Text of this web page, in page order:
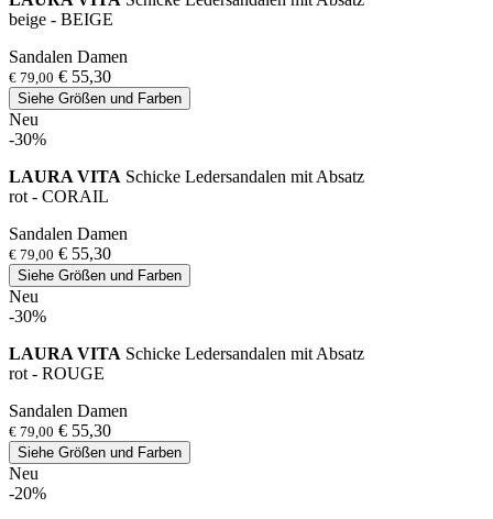
beige - BEIGE
Sandalen Damen
€ 79,00 € 55,30
Siehe Größen und Farben
Neu
-30%
LAURA VITA Schicke Ledersandalen mit Absatz
rot - CORAIL
Sandalen Damen
€ 79,00 € 55,30
Siehe Größen und Farben
Neu
-30%
LAURA VITA Schicke Ledersandalen mit Absatz
rot - ROUGE
Sandalen Damen
€ 79,00 € 55,30
Siehe Größen und Farben
Neu
-20%